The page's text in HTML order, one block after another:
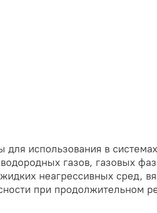
для использования в
газов, газовых
неагрессивных сред,
при продолжительном